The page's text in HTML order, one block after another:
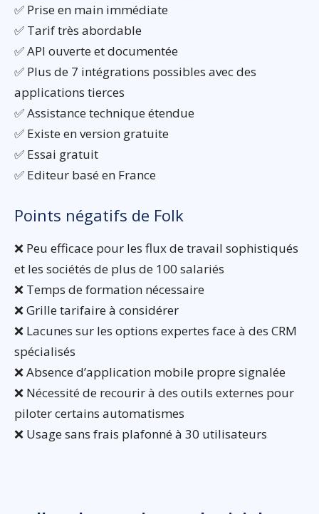
✅ Prise en main immédiate
✅ Tarif très abordable
✅ API ouverte et documentée
✅ Plus de 7 intégrations possibles avec des
applications tierces
✅ Assistance technique étendue
✅ Existe en version gratuite
✅ Essai gratuit
✅ Editeur basé en France
Points négatifs de Folk
❌ Peu efficace pour les flux de travail sophistiqués
et les sociétés de plus de 100 salariés
❌ Temps de formation nécessaire
❌ Grille tarifaire à considérer
❌ Lacunes sur les options expertes face à des CRM
spécialisés
❌ Absence d’application mobile propre signalée
❌ Nécessité de recourir à des outils externes pour
piloter certains automatismes
❌ Usage sans frais plafonné à 30 utilisateurs